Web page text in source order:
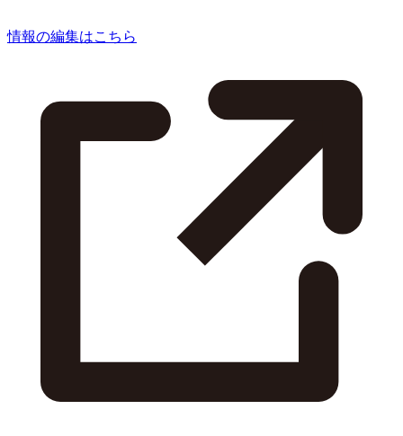
情報の編集はこちら